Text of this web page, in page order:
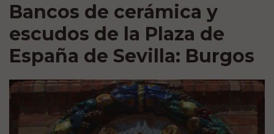
Bancos de cerámica y
escudos de la Plaza de
España de Sevilla: Burgos